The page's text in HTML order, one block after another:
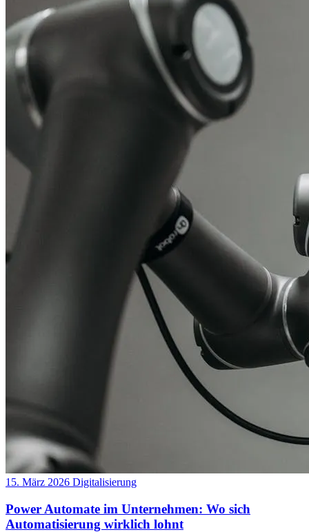
15. März 2026 Digitalisierung
Power Automate im Unternehmen: Wo sich
Automatisierung wirklich lohnt